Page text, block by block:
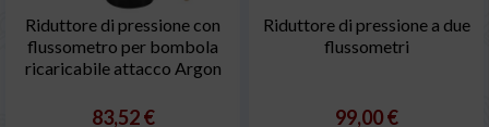
Riduttore di pressione con
flussometro per bombola
ricaricabile attacco Argon
83,52 €
Riduttore di pressione a due
flussometri
99,00 €